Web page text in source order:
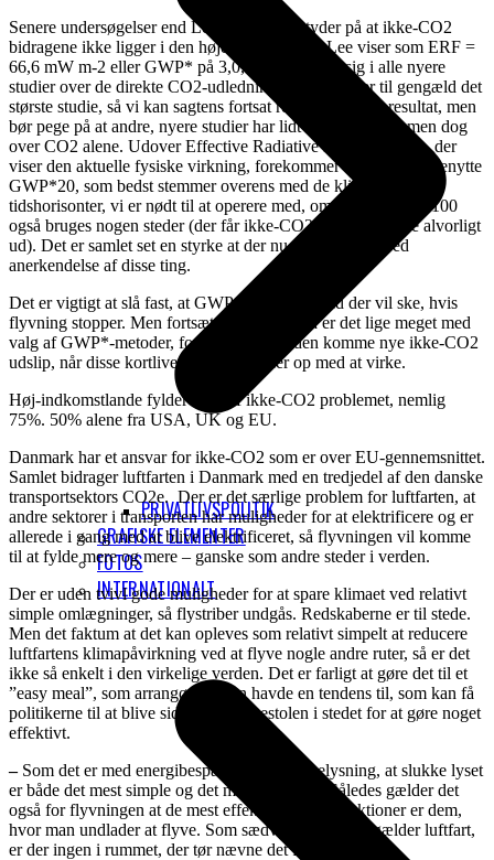
PRIVATLIVSPOLITIK
GRAFISKE ELEMENTER
FOTOS
INTERNATIONALT
Senere undersøgelser end Lee et al (2021) tyder på at ikke-CO2
bidragene ikke ligger i den højeste ende, som Lee viser som ERF =
66,6 mW m-2 eller GWP* på 3,0, men befinder sig i alle nyere
studier over de direkte CO2-udledninger. Lee et al er til gengæld det
største studie, så vi kan sagtens fortsat referere til dette resultat, men
bør pege på at andre, nyere studier har lidt mindre effekt, men dog
over CO2 alene. Udover Effective Radiative Forcing (ERF), der
viser den aktuelle fysiske virkning, forekommer det rigtigt at benytte
GWP*20, som bedst stemmer overens med de klimamål og
tidshorisonter, vi er nødt til at operere med, om end at GWP*100
også bruges nogen steder (der får ikke-CO2 til at se mindre alvorligt
ud). Det er samlet set en styrke at der nu er en relativ bred
anerkendelse af disse ting.
Det er vigtigt at slå fast, at GWP* fortæller hvad der vil ske, hvis
flyvning stopper. Men fortsætter flyvning, så er det lige meget med
valg af GWP*-metoder, for der vil hele tiden komme nye ikke-CO2
udslip, når disse kortlivede udslip holder op med at virke.
Høj-indkomstlande fylder mest af ikke-CO2 problemet, nemlig
75%. 50% alene fra USA, UK og EU.
Danmark har et ansvar for ikke-CO2 som er over EU-gennemsnittet.
Samlet bidrager luftfarten i Danmark med en tredjedel af den danske
transportsektors CO2e. Der er det særlige problem for luftfarten, at
andre sektorer i transporten har muligheder for at elektrificere og er
allerede i gang med at blive elektrificeret, så flyvningen vil komme
til at fylde mere og mere – ganske som andre steder i verden.
Der er uden tvivl gode muligheder for at spare klimaet ved relativt
simple omlægninger, så flystriber undgås. Redskaberne er til stede.
Men det faktum at det kan opleves som relativt simpelt at reducere
luftfartens klimapåvirkning ved at flyve nogle andre ruter, så er det
ikke så enkelt i den virkelige verden. Det er farligt at gøre det til et
”easy meal”, som arrangørkredsen havde en tendens til, som kan få
politikerne til at blive siddende i lænestolen i stedet for at gøre noget
effektivt.
–Som det er med energibesparelser fx ved belysning, at slukke lyset
er både det mest simple og det mest effektive. Således gælder det
også for flyvningen at de mest effektive klimareduktioner er dem,
hvor man undlader at flyve. Som sædvanlig, når det gælder luftfart,
er der ingen i rummet, der tør nævne det faktum.